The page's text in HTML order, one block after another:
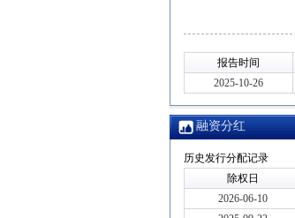
报告时间
2025-10-26
融资分红
历史发行分配记录
除权日
2026-06-10